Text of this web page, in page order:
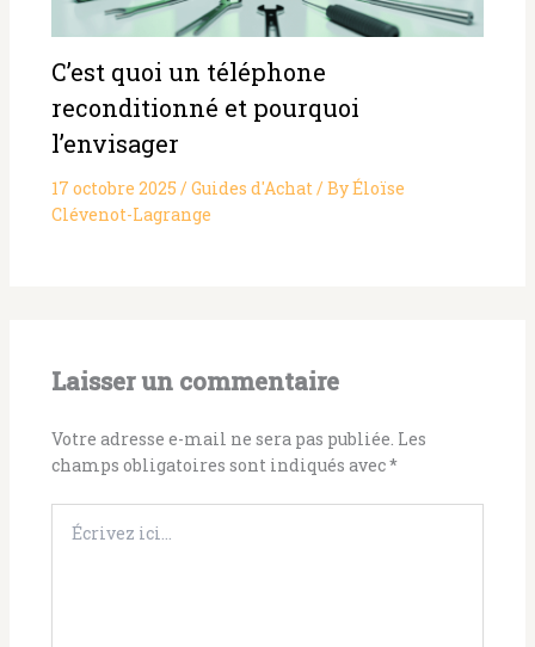
C’est quoi un téléphone
reconditionné et pourquoi
l’envisager
17 octobre 2025 / Guides d'Achat/ ByÉloïse
Clévenot-Lagrange
Laisser un commentaire
Votre adresse e-mail ne sera pas publiée. Les
champs obligatoires sont indiqués avec*
ici…